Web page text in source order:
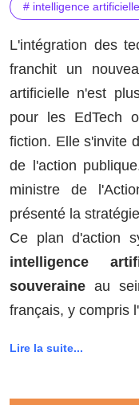
# intelligence artificielle
L'intégration des
franchit un
artificielle n'est
pour les EdTech
fiction. Elle s'invite
de l'action
ministre de
présenté la
Ce plan d'action
intelligence
souveraine au
français, y compris
Lire la suite...